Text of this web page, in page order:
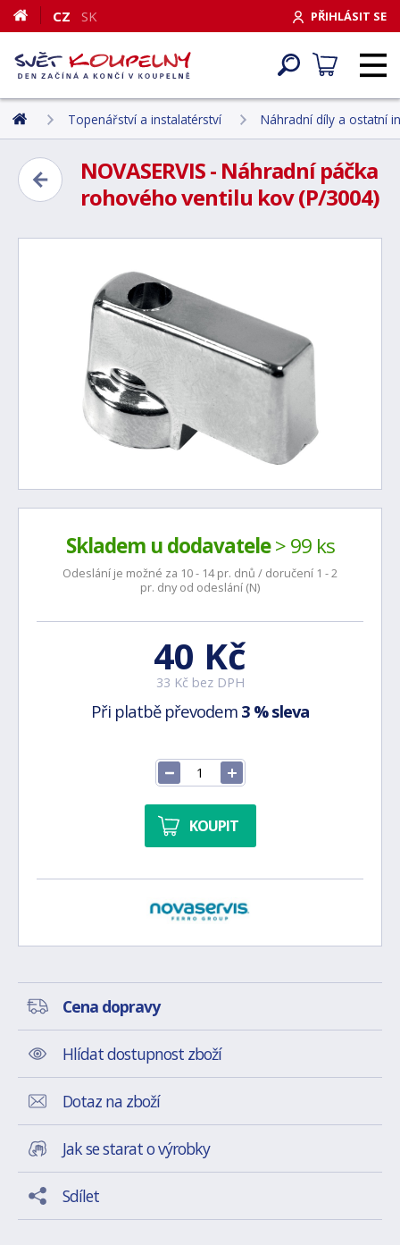
PŘIHLÁSIT SE
CZ SK
Topenářství a instalatérství Náhradní díly a ostatní
NOVASERVIS - Náhradní páčka
rohového ventilu kov (P/3004)
Skladem u dodavatele> 99 ks
Odeslání je možné za 10 - 14 pr. dnů / doručení 1 - 2
pr. dny od odeslání (N)
40 Kč
33 Kč bez DPH
Při platbě převodem 3 % sleva
KOUPIT
Cena dopravy
Hlídat dostupnost zboží
Dotaz na zboží
Jak se starat o výrobky
Sdílet